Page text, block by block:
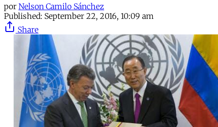
por Nelson Camilo Sánchez
Published: September 22, 2016, 10:09 am
Share